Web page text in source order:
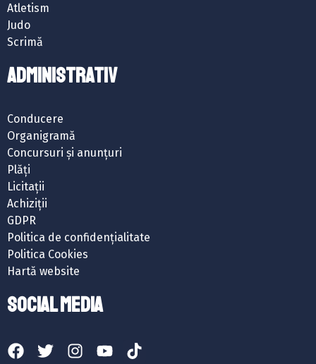
Atletism
Judo
Scrimă
ADMINISTRATIV
Conducere
Organigramă
Concursuri și anunțuri
Plăți
Licitații
Achiziții
GDPR
Politica de confidențialitate
Politica Cookies
Hartă website
SOCIAL MEDIA